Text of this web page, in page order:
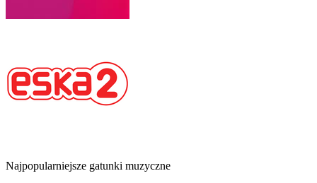
Najpopularniejsze gatunki muzyczne